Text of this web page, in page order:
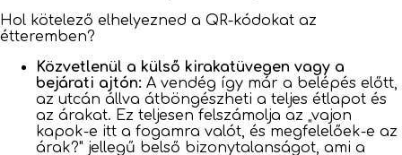
Hol kötelező elhelyezned a QR-kódokat az
étteremben?
Közvetlenül a külső kirakatüvegen vagy a
bejárati ajtón: A vendég így már a belépés előtt,
az utcán állva átböngészheti a teljes étlapot és
az árakat. Ez teljesen felszámolja az „vajon
kapok-e itt a fogamra valót, és megfelelőek-e az
árak?" jellegű belső bizonytalanságot, ami a